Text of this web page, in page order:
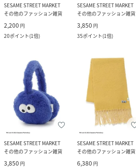
SESAME STREET MARKET
その他のファッション雑貨
2,200 円
20ポイント(1倍)
SESAME STREET MARKET
その他のファッション雑貨
3,850 円
35ポイント(1倍)
SESAME STREET MARKET
その他のファッション雑貨
3,850 円
SESAME STREET MARKET
その他のファッション雑貨
6,380 円